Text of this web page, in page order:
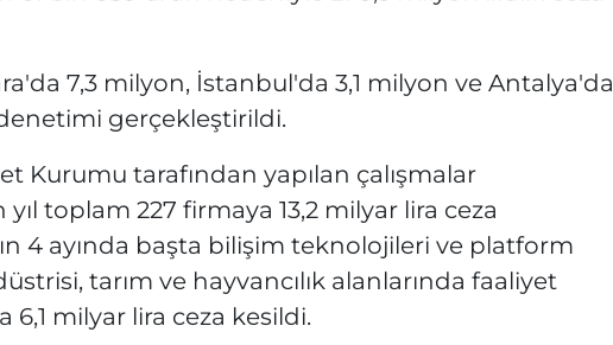
7,3 milyon, İstanbul'da 3,1 milyon ve Antalya'da
gerçekleştirildi.
Kurumu tarafından yapılan çalışmalar
toplam 227 firmaya 13,2 milyar lira ceza
4 ayında başta bilişim teknolojileri ve platform
tarım ve hayvancılık alanlarında faaliyet
6,1 milyar lira ceza kesildi.